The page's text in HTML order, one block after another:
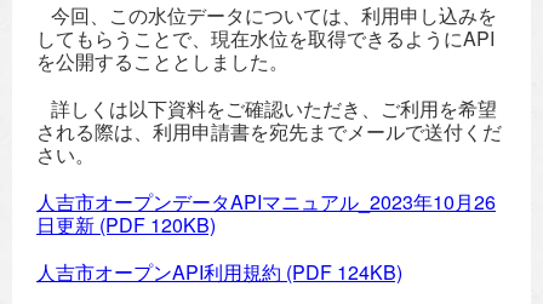
今回、この水位データについては、利用申し込みを
してもらうことで、現在水位を取得できるようにAPI
を公開することとしました。
詳しくは以下資料をご確認いただき、ご利用を希望
される際は、利用申請書を宛先までメールで送付くだ
さい。
人吉市オープンデータAPIマニュアル_2023年10月26
日更新 (PDF 120KB)
人吉市オープンAPI利用規約 (PDF 124KB)